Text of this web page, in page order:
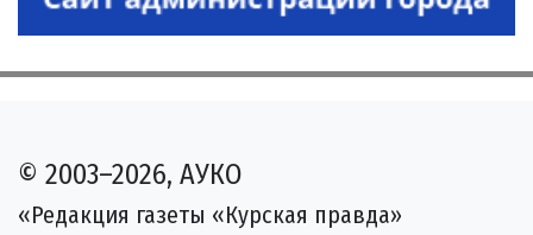
© 2003–2026, АУКО
«Редакция газеты «Курская правда»